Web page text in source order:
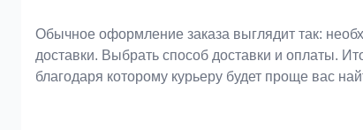
Обычное оформление заказа выглядит так:
доставки. Выбрать способ доставки и оплаты.
благодаря которому курьеру будет проще вас